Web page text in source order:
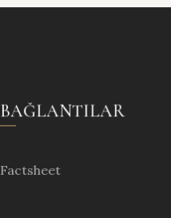
BAĞLANTILAR
Factsheet